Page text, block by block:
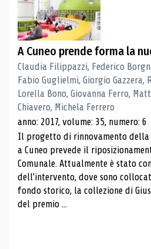
A Cuneo prende forma la
Claudia Filippazzi, Federico
Fabio Guglielmi, Giorgio Gazzera,
Lorella Bono, Giovanna Ferro,
Chiavero, Michela Ferrero
anno: 2017, volume: 35, numero: 6
Il progetto di rinnovamento
a Cuneo prevede il
Comunale. Attualmente è stato
dell'intervento, dove sono
fondo storico, la collezione di
del premio ...